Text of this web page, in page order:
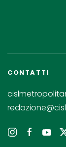
CONTATTI